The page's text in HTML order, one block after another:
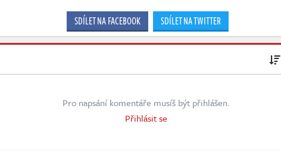
SDÍLET NA FACEBOOK SDÍLET NA TWITTER
Pro napsání komentáře musíš být přihlášen.
Přihlásit se